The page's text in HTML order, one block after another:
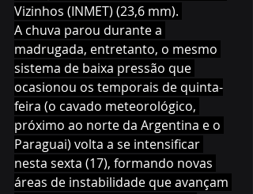
Vizinhos (INMET) (23,6 mm).
A chuva parou durante a
madrugada, entretanto, o mesmo
sistema de baixa pressão que
ocasionou os temporais de quinta-
feira (o cavado meteorológico,
próximo ao norte da Argentina e o
Paraguai) volta a se intensificar
nesta sexta (17), formando novas
áreas de instabilidade que avançam